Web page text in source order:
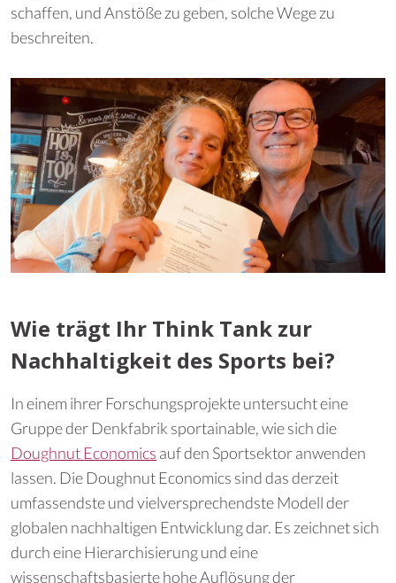
schaffen, und Anstöße zu geben, solche Wege zu
beschreiten.
Wie trägt Ihr Think Tank zur
Nachhaltigkeit des Sports bei?
In einem ihrer Forschungsprojekte untersucht eine
Gruppe der Denkfabrik sportainable, wie sich die
Doughnut Economics auf den Sportsektor anwenden
lassen. Die Doughnut Economics sind das derzeit
umfassendste und vielversprechendste Modell der
globalen nachhaltigen Entwicklung dar. Es zeichnet sich
durch eine Hierarchisierung und eine
wissenschaftsbasierte hohe Auflösung der